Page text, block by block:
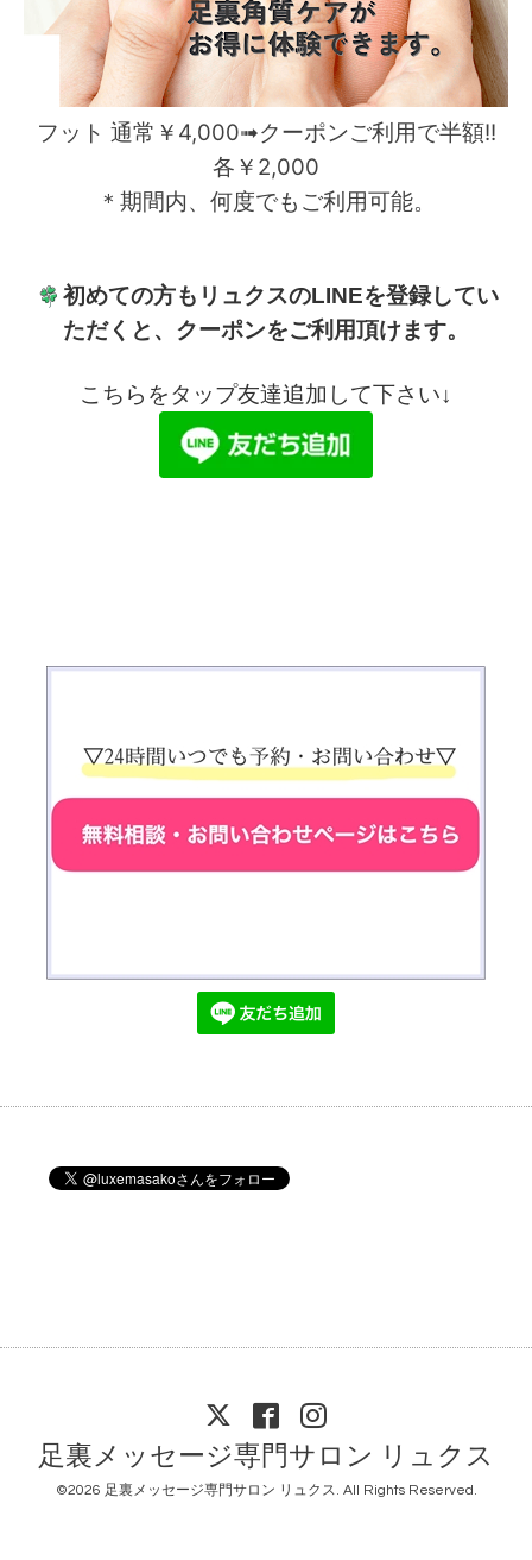
フット 通常￥4,000➟クーポンご利用で半額!!
各￥2,000
＊期間内、何度でもご利用可能。
初めての方もリュクスのLINEを登録してい
ただくと、クーポンをご利用頂けます。
こちらをタップ友達追加して下さい↓
足裏メッセージ専門サロン リュクス
©2026 足裏メッセージ専門サロン リュクス . All Rights Reserved.